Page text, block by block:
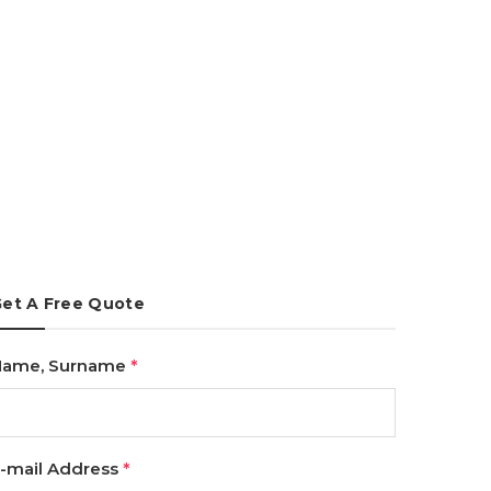
A Free Quote
Surname *
mail Address *